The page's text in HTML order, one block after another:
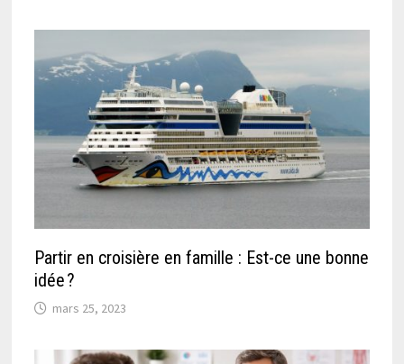
Partir en croisière en famille : Est-ce une bonne
idée ?
mars 25, 2023